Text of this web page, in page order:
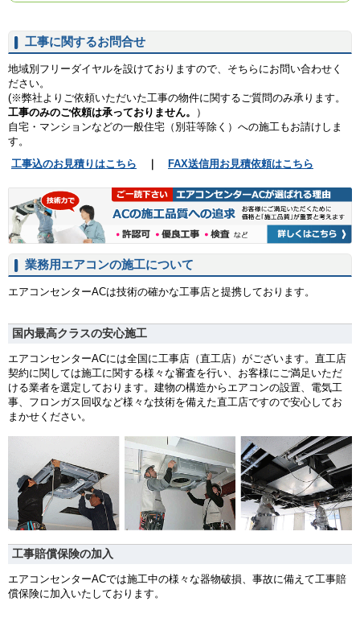
工事に関するお問合せ
地域別フリーダイヤルを設けておりますので、そちらにお問い合わせく
ださい。
(※弊社よりご依頼いただいた工事の物件に関するご質問のみ承ります。
工事のみのご依頼は承っておりません。
）
自宅・マンションなどの一般住宅（別荘等除く）への施工もお請けしま
す。
工事込のお見積りはこちら ｜ FAX送信用お見積依頼はこちら
業務用エアコンの施工について
エアコンセンターACは技術の確かな工事店と提携しております。
国内最高クラスの安心施工
エアコンセンターACには全国に工事店（直工店）がございます。直工店
契約に関しては施工に関する様々な審査を行い、お客様にご満足いただ
ける業者を選定しております。建物の構造からエアコンの設置、電気工
事、フロンガス回収など様々な技術を備えた直工店ですので安心してお
まかせください。
工事賠償保険の加入
エアコンセンターACでは施工中の様々な器物破損、事故に備えて工事賠
償保険に加入いたしております。